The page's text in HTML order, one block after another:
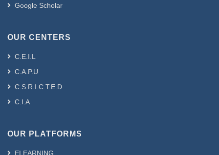
Google Scholar
OUR CENTERS
C.E.I.L
C.A.P.U
C.S.R.I.C.T.E.D
C.I.A
OUR PLATFORMS
ELEARNING